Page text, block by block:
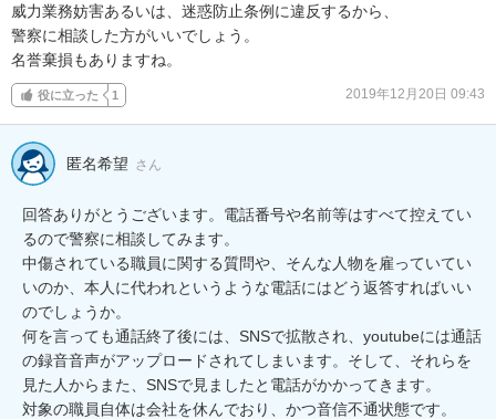
威力業務妨害あるいは、迷惑防止条例に違反するから、
警察に相談した方がいいでしょう。
名誉棄損もありますね。
役に立った 1 2019年12月20日 09:43
匿名希望 さん
回答ありがとうございます。電話番号や名前等はすべて控えてい
るので警察に相談してみます。
中傷されている職員に関する質問や、そんな人物を雇っていてい
いのか、本人に代われというような電話にはどう返答すればいい
のでしょうか。
何を言っても通話終了後には、SNSで拡散され、youtubeには通話
の録音音声がアップロードされてしまいます。そして、それらを
見た人からまた、SNSで見ましたと電話がかかってきます。
対象の職員自体は会社を休んでおり、かつ音信不通状態です。